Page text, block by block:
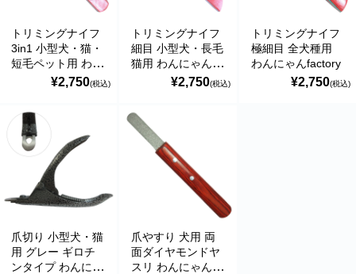
トリミングナイフ
3in1 小型犬・猫・
短毛ペット用 わん
にゃんfactory
¥2,750(税込)
トリミングナイフ
細目 小型犬・長毛
猫用 わんにゃん
¥2,750(税込)
トリミングナイフ
極細目 全犬種用
わんにゃんfactory
¥2,750(税込)
爪切り 小型犬・猫
用 グレー ギロチ
ンタイプ わんにゃ
爪やすり 犬用 両
面ダイヤモンドヤ
スリ わんにゃん